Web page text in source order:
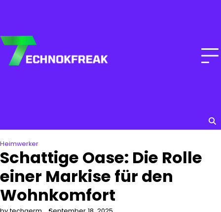
Heimwerker
Schattige Oase: Die Rolle
einer Markise für den
Wohnkomfort